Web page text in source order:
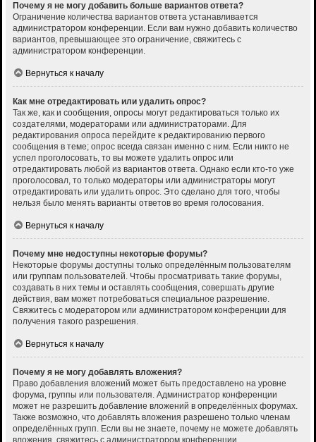
Почему я не могу добавить больше вариантов ответа?
Ограничение количества вариантов ответа устанавливается
администратором конференции. Если вам нужно добавить количество
вариантов, превышающее это ограничение, свяжитесь с
администратором конференции.
Вернуться к началу
Как мне отредактировать или удалить опрос?
Так же, как и сообщения, опросы могут редактироваться только их
создателями, модераторами или администраторами. Для
редактирования опроса перейдите к редактированию первого
сообщения в теме; опрос всегда связан именно с ним. Если никто не
успел проголосовать, то вы можете удалить опрос или
отредактировать любой из вариантов ответа. Однако если кто-то уже
проголосовал, то только модераторы или администраторы могут
отредактировать или удалить опрос. Это сделано для того, чтобы
нельзя было менять варианты ответов во время голосования.
Вернуться к началу
Почему мне недоступны некоторые форумы?
Некоторые форумы доступны только определённым пользователям
или группам пользователей. Чтобы просматривать такие форумы,
создавать в них темы и оставлять сообщения, совершать другие
действия, вам может потребоваться специальное разрешение.
Свяжитесь с модератором или администратором конференции для
получения такого разрешения.
Вернуться к началу
Почему я не могу добавлять вложения?
Право добавления вложений может быть предоставлено на уровне
форума, группы или пользователя. Администратор конференции
может не разрешить добавление вложений в определённых форумах.
Также возможно, что добавлять вложения разрешено только членам
определённых групп. Если вы не знаете, почему не можете добавлять
вложения, свяжитесь с администратором конференции.